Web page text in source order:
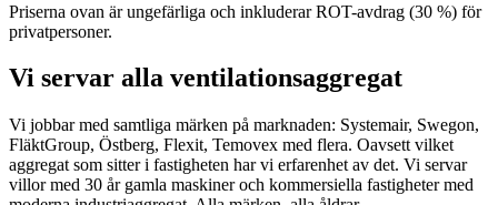
Priserna ovan är ungefärliga och inkluderar ROT-avdrag (30 %) för
privatpersoner.
Vi servar alla ventilationsaggregat
Vi jobbar med samtliga märken på marknaden: Systemair, Swegon,
FläktGroup, Östberg, Flexit, Temovex med flera. Oavsett vilket
aggregat som sitter i fastigheten har vi erfarenhet av det. Vi servar
villor med 30 år gamla maskiner och kommersiella fastigheter med